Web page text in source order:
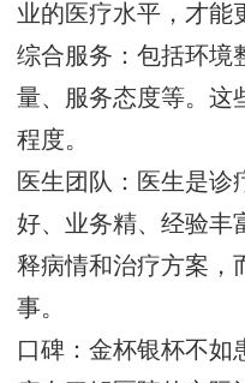
业的医疗水平，才能
综合服务：包括环境
量、服务态度等。这
程度。
医生团队：医生是诊
好、业务精、经验丰
释病情和治疗方案，
事。
口碑：金杯银杯不如